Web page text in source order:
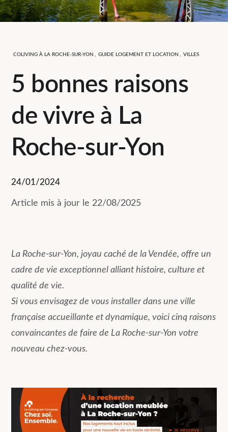
COLIVING À LA ROCHE-SUR-YON GUIDE LOGEMENT ET LOCATION VILLES
5 bonnes raisons
de vivre à La
Roche-sur-Yon
24/01/2024
Article mis à jour le 22/08/2025
La Roche-sur-Yon, joyau caché de la Vendée, offre un
cadre de vie exceptionnel alliant histoire, culture et
qualité de vie.
Si vous envisagez de vous installer dans une ville
française accueillante et dynamique, voici cinq raisons
convaincantes de faire de La Roche-sur-Yon votre
nouveau chez-vous.